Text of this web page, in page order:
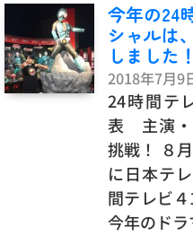
今年の24
シャルは
しました！
2018年7月9
24時間テ
表 主演・
挑戦！ ８
に日本テ
間テレビ４
今年のド